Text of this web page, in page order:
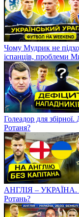
Чому Мудрик не
іспанців, проблеми
Голеадор для
Ротаня?
АНГЛІЯ – УКРАЇНА.
Ротань?